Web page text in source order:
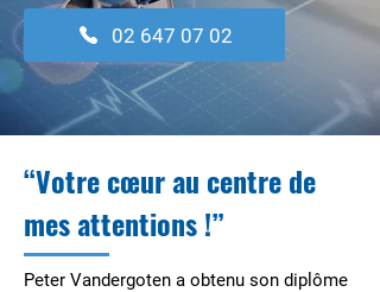
02 647 07 02
“Votre cœur au centre de
mes attentions !”
Peter Vandergoten a obtenu son diplôme